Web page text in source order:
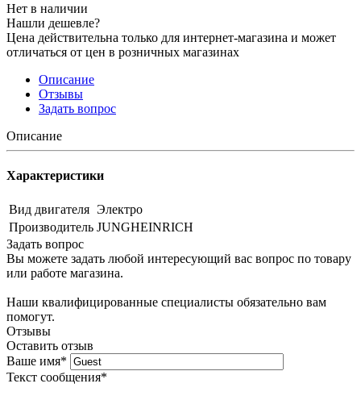
Нет в наличии
Нашли дешевле?
Цена действительна только для интернет-магазина и может
отличаться от цен в розничных магазинах
Описание
Отзывы
Задать вопрос
Описание
Характеристики
Вид двигателя Электро
Производитель JUNGHEINRICH
Задать вопрос
Вы можете задать любой интересующий вас вопрос по товару
или работе магазина.
Наши квалифицированные специалисты обязательно вам
помогут.
Отзывы
Оставить отзыв
Ваше имя*
Текст сообщения*